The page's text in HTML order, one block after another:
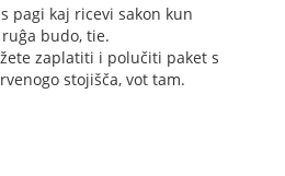
pagi kaj ricevi sakon kun
budo, tie.
zaplatiti i polučiti paket s
stojišča, vot tam.